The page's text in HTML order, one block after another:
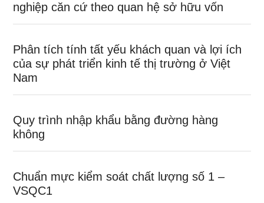
nghiệp căn cứ theo quan hệ sở hữu vốn
Phân tích tính tất yếu khách quan và lợi ích
của sự phát triển kinh tế thị trường ở Việt
Nam
Quy trình nhập khẩu bằng đường hàng
không
Chuẩn mực kiểm soát chất lượng số 1 –
VSQC1